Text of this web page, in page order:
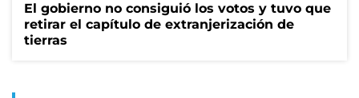
El gobierno no consiguió los votos y tuvo que
retirar el capítulo de extranjerización de
tierras